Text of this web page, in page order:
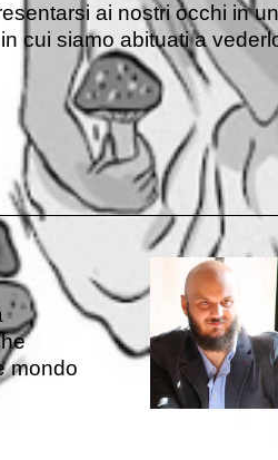
ai nostri occhi in
cui siamo abituati a
mondo